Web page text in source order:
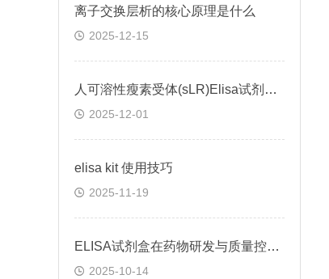
离子交换层析的核心原理是什么
2025-12-15
人可溶性瘦素受体(sLR)Elisa试剂盒可溶性受体的作用
2025-12-01
elisa kit 使用技巧
2025-11-19
ELISA试剂盒在药物研发与质量控制中的应用实践
2025-10-14